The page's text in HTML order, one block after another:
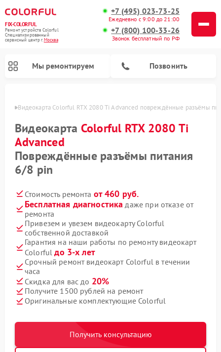
FIX-COLORFUL
Ремонт устройств Colorful
Специализированный
cервисный центр г.Москва
+7 (495) 023-73-25
Ежедневно с 9:00 до 21:00
+7 (800) 100-33-26
Звонок бесплатный по РФ
Мы ремонтируем Позвонить
Видеокарта Colorful RTX 2080 Ti Advanced повреждённые разъёмы
Видеокарта Colorful RTX 2080 Ti
Advanced
Повреждённые разъёмы питания
6/8 pin
Стоимость ремонта от 460 руб.
Бесплатная диагностика даже при отказе от
ремонта
Привезем и увезем видеокарту Colorful
собственной доставкой
Гарантия на наши работы по ремонту видеокарт
Colorfulдо 3-х лет
Срочный ремонт видеокарт Colorful в течении
часа
Скидка для вас до 20%
Получите 1500 рублей на ремонт
Оригинальные комплектующие Colorful
Получить консультацию